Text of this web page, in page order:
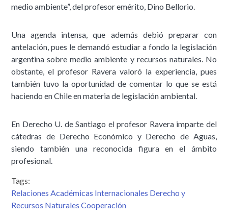
medio ambiente”, del profesor emérito, Dino Bellorio.
Una agenda intensa, que además debió preparar con
antelación, pues le demandó estudiar a fondo la legislación
argentina sobre medio ambiente y recursos naturales. No
obstante, el profesor Ravera valoró la experiencia, pues
también tuvo la oportunidad de comentar lo que se está
haciendo en Chile en materia de legislación ambiental.
En Derecho U. de Santiago el profesor Ravera imparte del
cátedras de Derecho Económico y Derecho de Aguas,
siendo también una reconocida figura en el ámbito
profesional.
Tags:
Relaciones Académicas Internacionales Derecho y
Recursos Naturales Cooperación